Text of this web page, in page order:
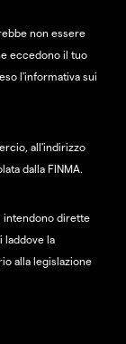
non essere
eccedono il tuo
l'informativa sui
all'indirizzo
dalla FINMA.
intendono dirette
laddove la
alla legislazione